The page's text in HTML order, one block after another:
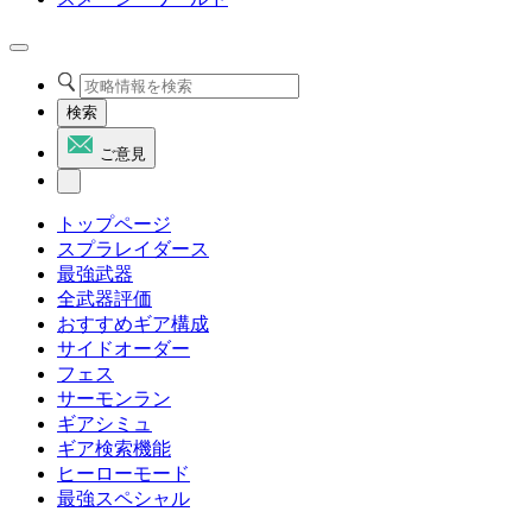
検索
ご意見
トップページ
スプラレイダース
最強武器
全武器評価
おすすめギア構成
サイドオーダー
フェス
サーモンラン
ギアシミュ
ギア検索機能
ヒーローモード
最強スペシャル